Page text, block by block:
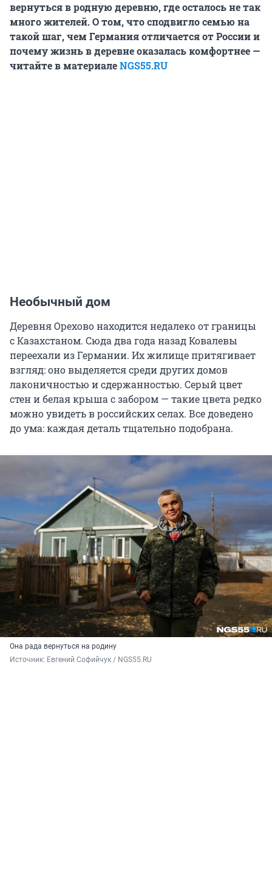
вернуться в родную деревню, где осталось не так
много жителей. О том, что сподвигло семью на
такой шаг, чем Германия отличается от России и
почему жизнь в деревне оказалась комфортнее —
читайте в материалеNGS55.RU
Необычный дом
Деревня Орехово находится недалеко от границы
с Казахстаном. Сюда два года назад Ковалевы
переехали из Германии. Их жилище притягивает
взгляд: оно выделяется среди других домов
лаконичностью и сдержанностью. Серый цвет
стен и белая крыша с забором — такие цвета редко
можно увидеть в российских селах. Все доведено
до ума: каждая деталь тщательно подобрана.
Она рада вернуться на родину
Источник: Евгений Софийчук / NGS55.RU